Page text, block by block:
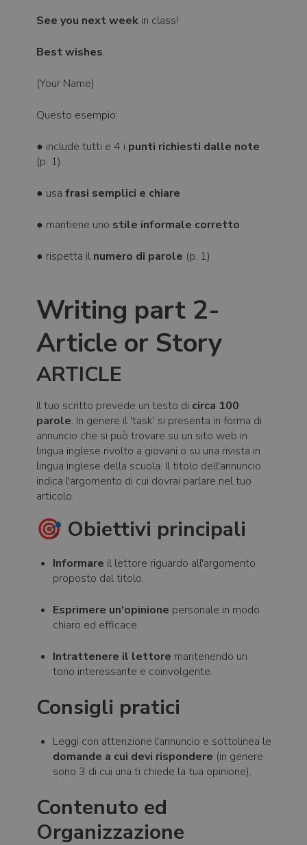
See you next weekin class!
Best wishes,
(Your Name)
Questo esempio:
● include tutti e 4 i punti richiesti dalle note
(p. 1)
● usa frasi semplici e chiare
● mantiene uno stile informale corretto
● rispetta il numero di parole (p. 1)
Writing part 2-
Article or Story
ARTICLE
Il tuo scritto prevede un testo di circa 100
parole. In genere il 'task' si presenta in forma di
annuncio che si può trovare su un sito web in
lingua inglese rivolto a giovani o su una rivista in
lingua inglese della scuola. Il titolo dell'annuncio
indica l'argomento di cui dovrai parlare nel tuo
articolo.
🎯 Obiettivi principali
Informare il lettore riguardo all'argomento
proposto dal titolo.
Esprimere un'opinione personale in modo
chiaro ed efficace.
Intrattenere il lettore mantenendo un
tono interessante e coinvolgente.
Consigli pratici
Leggi con attenzione l'annuncio e sottolinea le
domande a cui devi rispondere (in genere
sono 3 di cui una ti chiede la tua opinione).
Contenuto ed
Organizzazione